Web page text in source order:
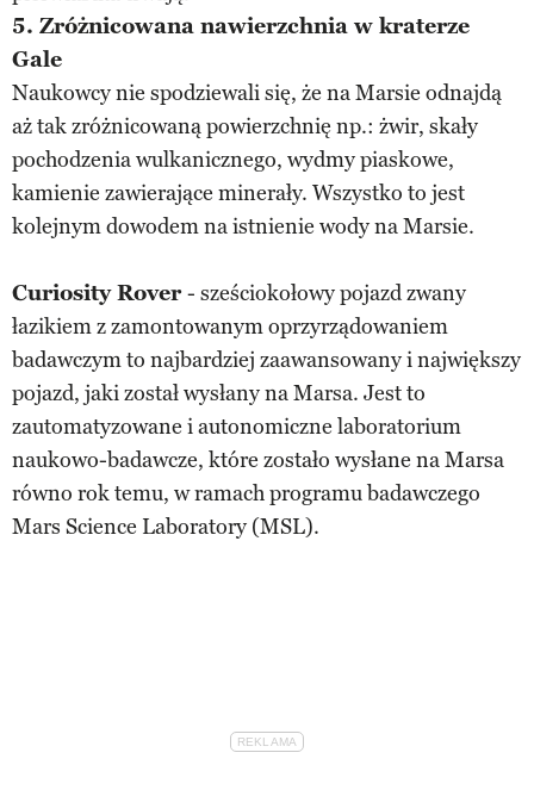
5. Zróżnicowana nawierzchnia w kraterze
Gale
Naukowcy nie spodziewali się, że na Marsie odnajdą
aż tak zróżnicowaną powierzchnię np.: żwir, skały
pochodzenia wulkanicznego, wydmy piaskowe,
kamienie zawierające minerały. Wszystko to jest
kolejnym dowodem na istnienie wody na Marsie.
Curiosity Rover- sześciokołowy pojazd zwany
łazikiem z zamontowanym oprzyrządowaniem
badawczym to najbardziej zaawansowany i największy
pojazd, jaki został wysłany na Marsa. Jest to
zautomatyzowane i autonomiczne laboratorium
naukowo-badawcze, które zostało wysłane na Marsa
równo rok temu, w ramach programu badawczego
Mars Science Laboratory (MSL).